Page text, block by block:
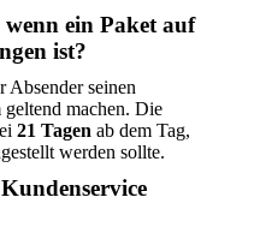
ein Paket auf
ist?
Absender seinen
machen. Die
21 Tagen ab dem Tag,
werden sollte.